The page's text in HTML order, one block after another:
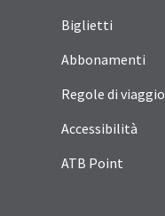
Biglietti
Abbonamenti
Regole di viaggio
Accessibilità
ATB Point